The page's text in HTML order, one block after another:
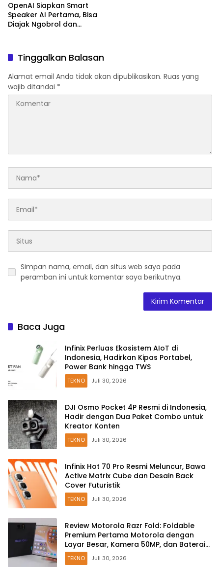
OpenAI Siapkan Smart
Speaker AI Pertama, Bisa
Diajak Ngobrol dan
Tinggalkan Balasan
Alamat email Anda tidak akan dipublikasikan. Ruas yang
wajib ditandai *
Simpan nama, email, dan situs web saya pada
peramban ini untuk komentar saya berikutnya.
Baca Juga
Infinix Perluas Ekosistem AIoT di
Indonesia, Hadirkan Kipas Portabel,
Power Bank hingga TWS
TEKNO Juli 30, 2026
DJI Osmo Pocket 4P Resmi di Indonesia,
Hadir dengan Dua Paket Combo untuk
Kreator Konten
TEKNO Juli 30, 2026
Infinix Hot 70 Pro Resmi Meluncur, Bawa
Active Matrix Cube dan Desain Back
Cover Futuristik
TEKNO Juli 30, 2026
Review Motorola Razr Fold: Foldable
Premium Pertama Motorola dengan
Layar Besar, Kamera 50MP, dan Baterai
6000mAh
TEKNO Juli 30, 2026